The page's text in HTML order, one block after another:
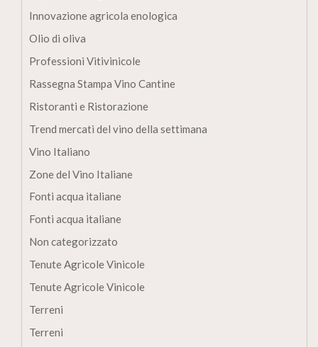
Innovazione agricola enologica
Olio di oliva
Professioni Vitivinicole
Rassegna Stampa Vino Cantine
Ristoranti e Ristorazione
Trend mercati del vino della settimana
Vino Italiano
Zone del Vino Italiane
Fonti acqua italiane
Fonti acqua italiane
Non categorizzato
Tenute Agricole Vinicole
Tenute Agricole Vinicole
Terreni
Terreni